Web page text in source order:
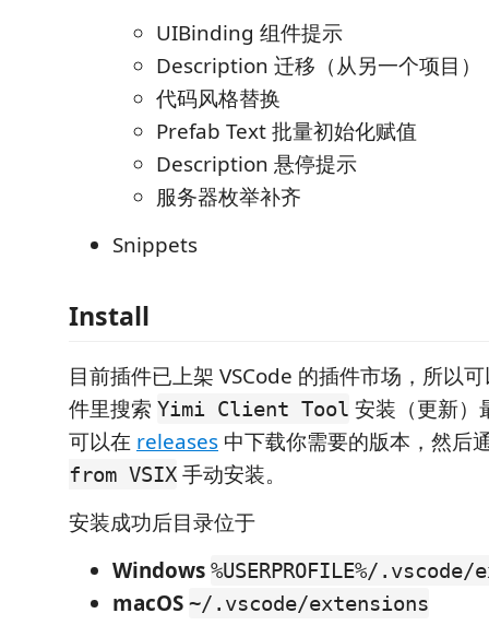
UIBinding 组件提示
Description 迁移（从另一个项目）
代码风格替换
Prefab Text 批量初始化赋值
Description 悬停提示
服务器枚举补齐
Snippets
Install
目前插件已上架 VSCode 的插件市场，所以
件里搜索 Yimi Client Tool 安装（更新）
可以在 releases 中下载你需要的版本，然后
from VSIX 手动安装。
安装成功后目录位于
Windows %USERPROFILE%/
macOS ~/.vscode/extensions